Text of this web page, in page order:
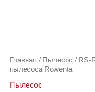
Главная / Пылесос / RS-
пылесоса Rowenta
Пылесос